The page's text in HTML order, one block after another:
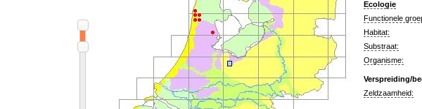
Ecologie
Functionele
Habitat:
Substraat:
Organisme:
Verspreiding/
Zeldzaamheid: